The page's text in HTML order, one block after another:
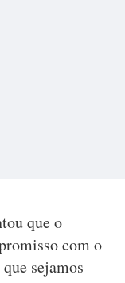
que o
com o
sejamos